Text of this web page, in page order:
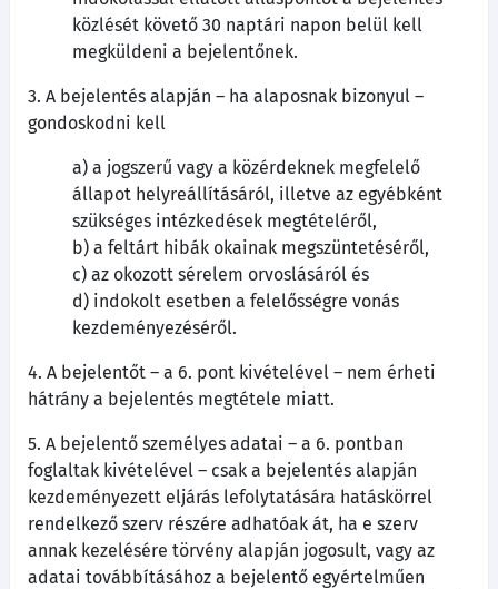
közlését követő 30 naptári napon belül kell
megküldeni a bejelentőnek.
3. A bejelentés alapján – ha alaposnak bizonyul –
gondoskodni kell
a) a jogszerű vagy a közérdeknek megfelelő
állapot helyreállításáról, illetve az egyébként
szükséges intézkedések megtételéről,
b) a feltárt hibák okainak megszüntetéséről,
c) az okozott sérelem orvoslásáról és
d) indokolt esetben a felelősségre vonás
kezdeményezéséről.
4. A bejelentőt – a 6. pont kivételével – nem érheti
hátrány a bejelentés megtétele miatt.
5. A bejelentő személyes adatai – a 6. pontban
foglaltak kivételével – csak a bejelentés alapján
kezdeményezett eljárás lefolytatására hatáskörrel
rendelkező szerv részére adhatóak át, ha e szerv
annak kezelésére törvény alapján jogosult, vagy az
adatai továbbításához a bejelentő egyértelműen